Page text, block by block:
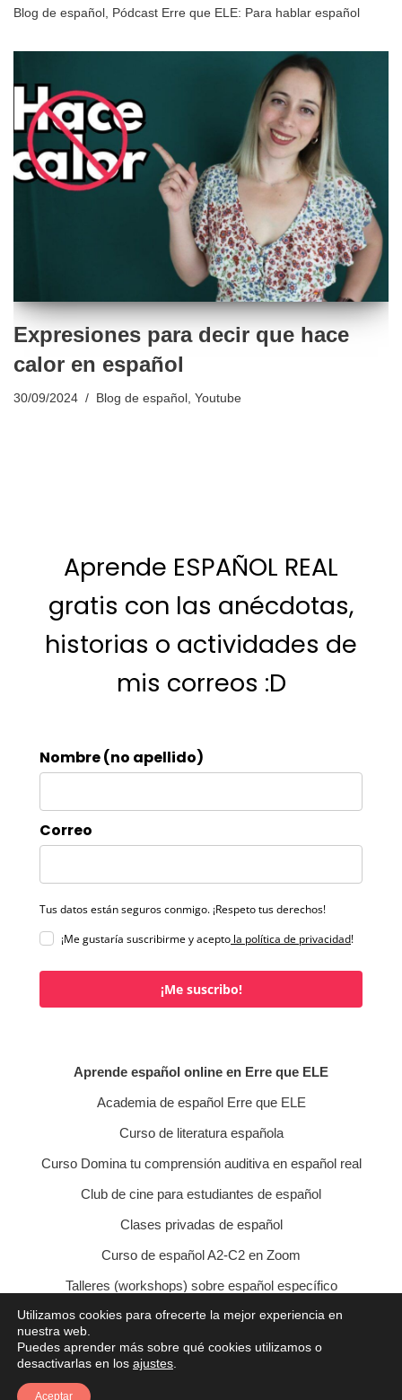
Blog de español , Pódcast Erre que ELE: Para hablar español
Expresiones para decir que hace
calor en español
30/09/2024 Blog de español , Youtube
Aprende ESPAÑOL REAL
gratis con las anécdotas,
historias o actividades de
mis correos :D
Nombre (no apellido)
Correo
Tus datos están seguros conmigo. ¡Respeto tus derechos!
¡Me gustaría suscribirme y acepto la política de privacidad!
¡Me suscribo!
Aprende español online en Erre que ELE
Academia de español Erre que ELE
Curso de literatura española
Curso Domina tu comprensión auditiva en español real
Club de cine para estudiantes de español
Clases privadas de español
Curso de español A2-C2 en Zoom
Talleres (workshops) sobre español específico
Curso de conversación veraniego
Política de privacidad
Política de cookies
Condiciones de contratación
Utilizamos cookies para ofrecerte la mejor experiencia en
nuestra web.
Puedes aprender más sobre qué cookies utilizamos o
desactivarlas en los ajustes
Aceptar